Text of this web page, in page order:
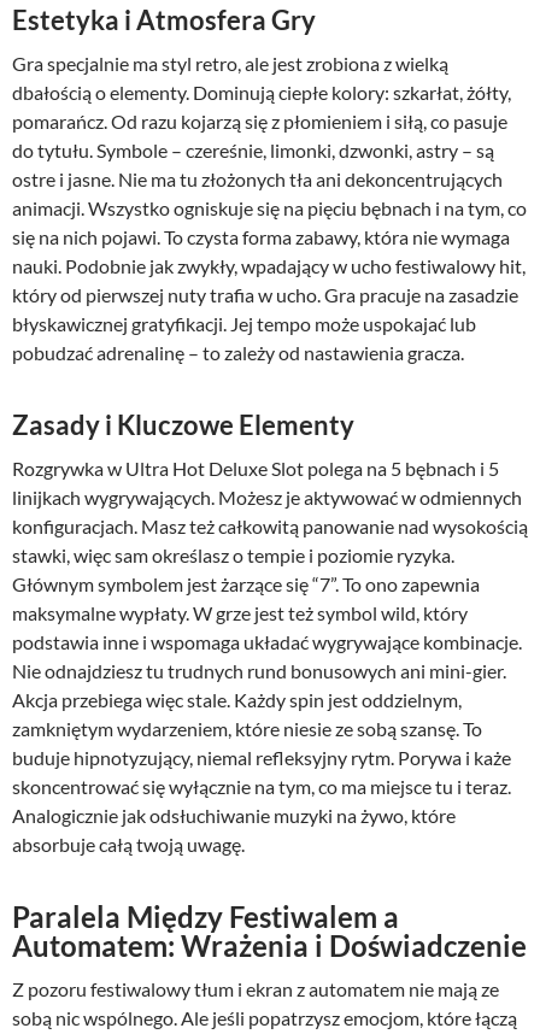
Estetyka i Atmosfera Gry
Gra specjalnie ma styl retro, ale jest zrobiona z wielką
dbałością o elementy. Dominują ciepłe kolory: szkarłat, żółty,
pomarańcz. Od razu kojarzą się z płomieniem i siłą, co pasuje
do tytułu. Symbole – czereśnie, limonki, dzwonki, astry – są
ostre i jasne. Nie ma tu złożonych tła ani dekoncentrujących
animacji. Wszystko ogniskuje się na pięciu bębnach i na tym, co
się na nich pojawi. To czysta forma zabawy, która nie wymaga
nauki. Podobnie jak zwykły, wpadający w ucho festiwalowy hit,
który od pierwszej nuty trafia w ucho. Gra pracuje na zasadzie
błyskawicznej gratyfikacji. Jej tempo może uspokajać lub
pobudzać adrenalinę – to zależy od nastawienia gracza.
Zasady i Kluczowe Elementy
Rozgrywka w Ultra Hot Deluxe Slot polega na 5 bębnach i 5
linijkach wygrywających. Możesz je aktywować w odmiennych
konfiguracjach. Masz też całkowitą panowanie nad wysokością
stawki, więc sam określasz o tempie i poziomie ryzyka.
Głównym symbolem jest żarzące się “7”. To ono zapewnia
maksymalne wypłaty. W grze jest też symbol wild, który
podstawia inne i wspomaga układać wygrywające kombinacje.
Nie odnajdziesz tu trudnych rund bonusowych ani mini-gier.
Akcja przebiega więc stale. Każdy spin jest oddzielnym,
zamkniętym wydarzeniem, które niesie ze sobą szansę. To
buduje hipnotyzujący, niemal refleksyjny rytm. Porywa i każe
skoncentrować się wyłącznie na tym, co ma miejsce tu i teraz.
Analogicznie jak odsłuchiwanie muzyki na żywo, które
absorbuje całą twoją uwagę.
Paralela Między Festiwalem a
Automatem: Wrażenia i Doświadczenie
Z pozoru festiwalowy tłum i ekran z automatem nie mają ze
sobą nic wspólnego. Ale jeśli popatrzysz emocjom, które łączą